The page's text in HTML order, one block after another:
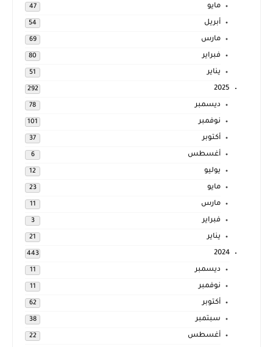
مايو 47
أبريل 54
مارس 69
فبراير 80
يناير 51
2025
292
ديسمبر 78
نوفمبر 101
أكتوبر 37
أغسطس 6
يوليو 12
مايو 23
مارس 11
فبراير 3
يناير 21
2024
443
ديسمبر 11
نوفمبر 11
أكتوبر 62
سبتمبر 38
أغسطس 22